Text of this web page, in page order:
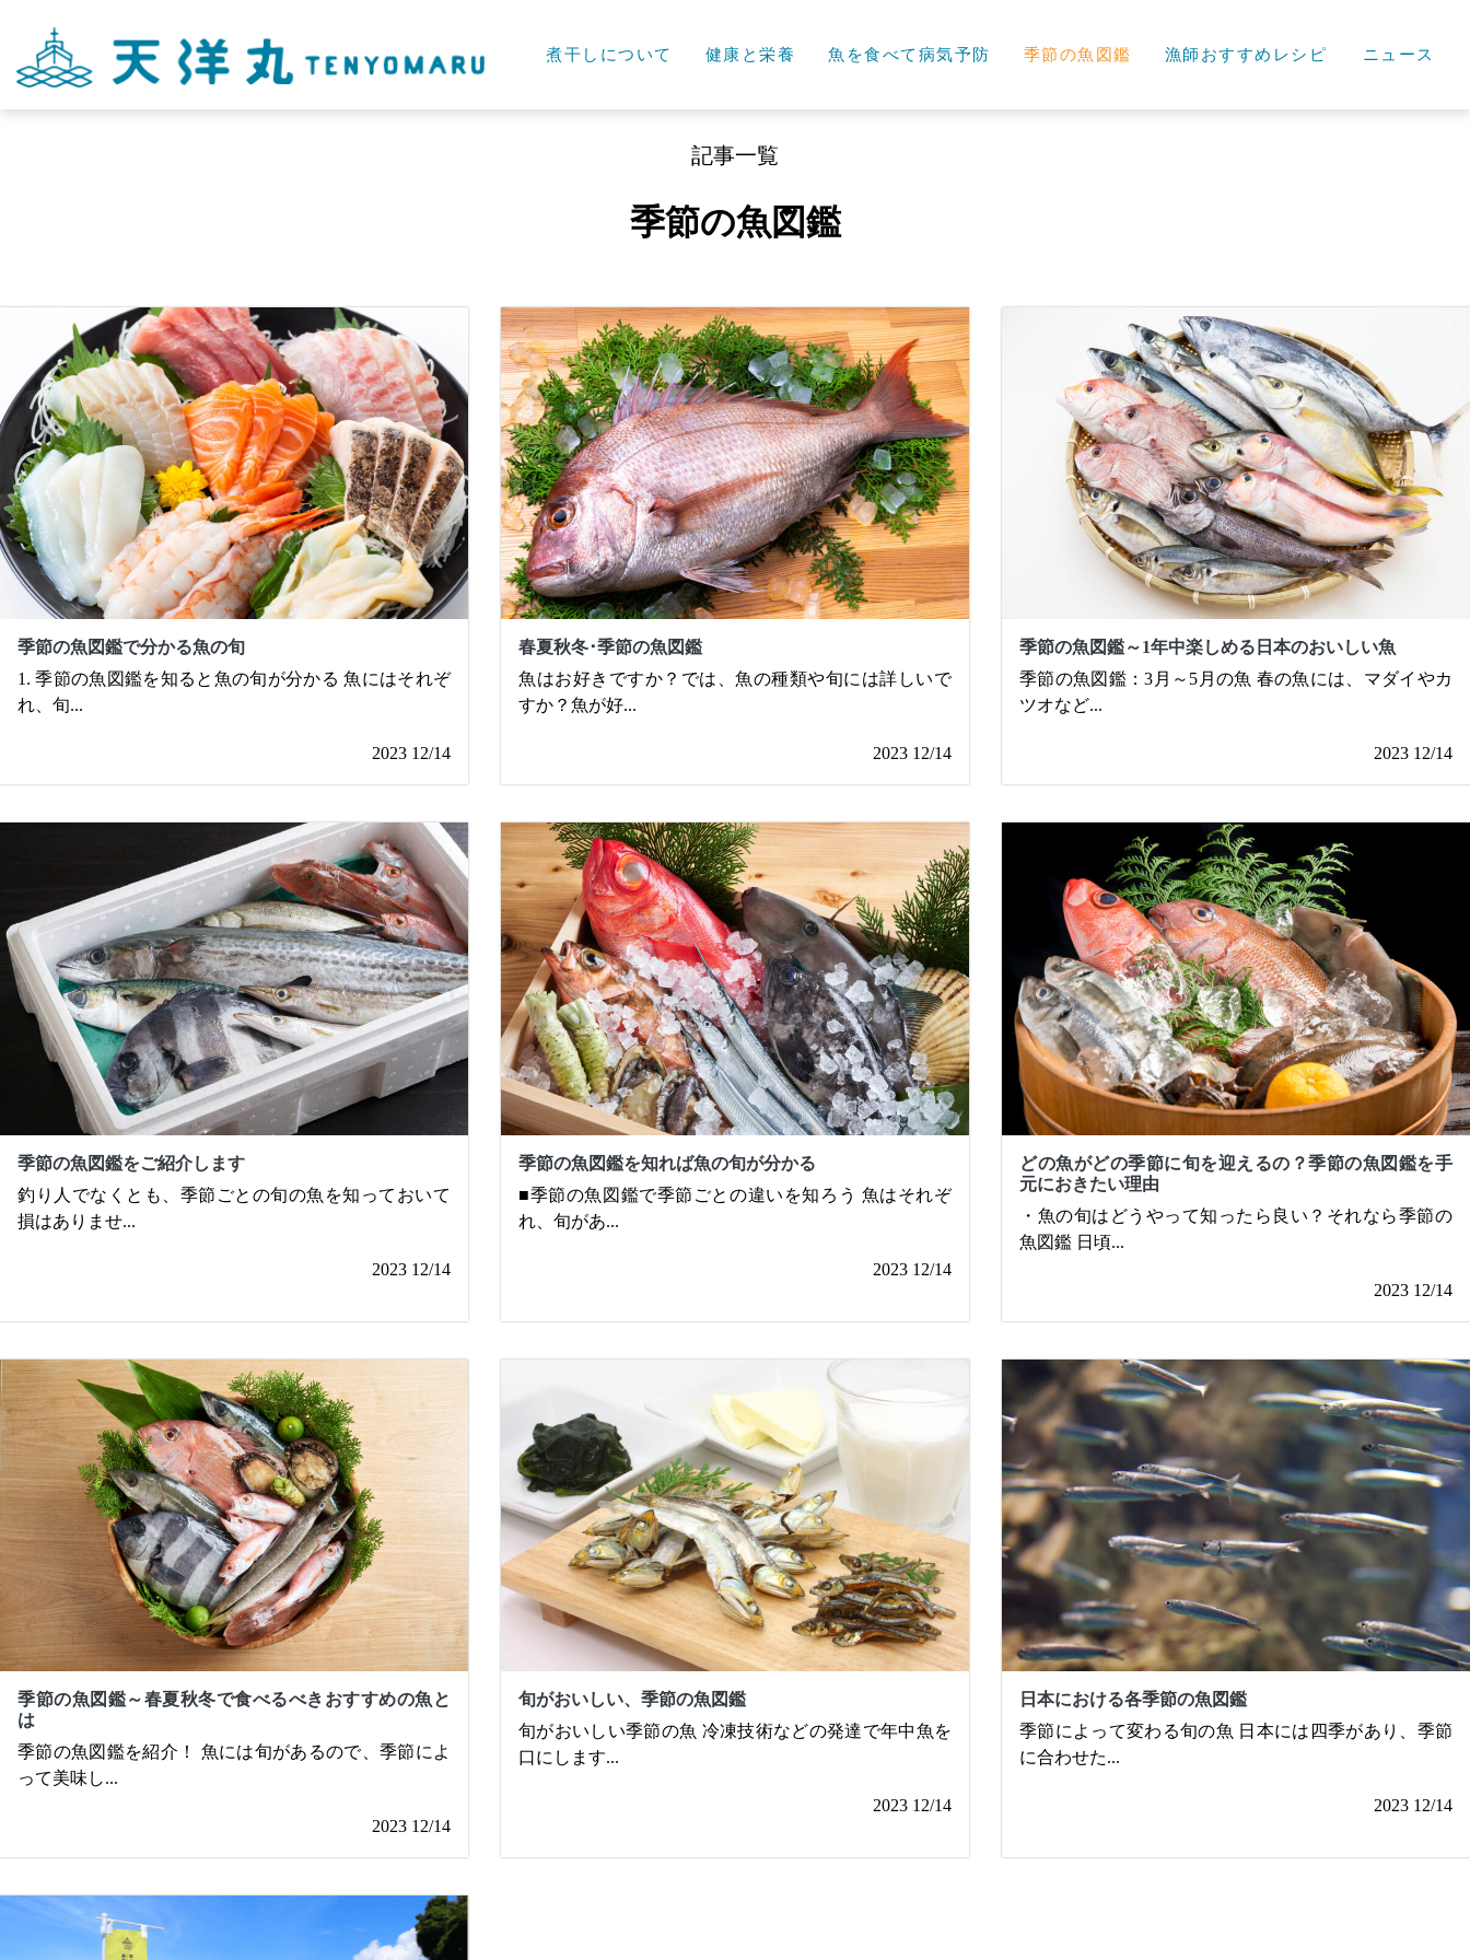
煮干しについて 健康と栄養 魚を食べて病気予防 季節の魚図鑑 漁師おすすめレシピ ニュース
記事一覧
季節の魚図鑑
季節の魚図鑑で分かる魚の旬
1. 季節の魚図鑑を知ると魚の旬が分かる 魚にはそれぞ
れ、旬...
2023 12/14
春夏秋冬･季節の魚図鑑
魚はお好きですか？では、魚の種類や旬には詳しいで
すか？魚が好...
2023 12/14
季節の魚図鑑～1年中楽しめる日本のおいしい魚
季節の魚図鑑：3月～5月の魚 春の魚には、マダイやカ
ツオなど...
2023 12/14
季節の魚図鑑をご紹介します
釣り人でなくとも、季節ごとの旬の魚を知っておいて
損はありませ...
2023 12/14
季節の魚図鑑を知れば魚の旬が分かる
■季節の魚図鑑で季節ごとの違いを知ろう 魚はそれぞ
れ、旬があ...
2023 12/14
どの魚がどの季節に旬を迎えるの？季節の魚図鑑を手
元におきたい理由
・魚の旬はどうやって知ったら良い？それなら季節の
魚図鑑 日頃...
2023 12/14
季節の魚図鑑～春夏秋冬で食べるべきおすすめの魚と
は
季節の魚図鑑を紹介！ 魚には旬があるので、季節によ
って美味し...
2023 12/14
旬がおいしい、季節の魚図鑑
旬がおいしい季節の魚 冷凍技術などの発達で年中魚を
口にします...
2023 12/14
日本における各季節の魚図鑑
季節によって変わる旬の魚 日本には四季があり、季節
に合わせた...
2023 12/14